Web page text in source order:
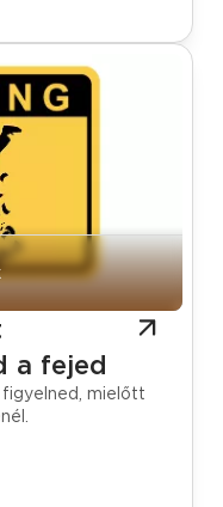
a fejed
mielőtt